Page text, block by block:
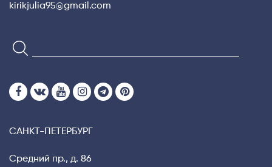
kirikjulia95@gmail.com
САНКТ-ПЕТЕРБУРГ
Средний пр., д. 86